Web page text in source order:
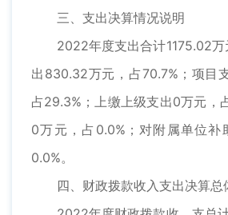
三、支出决算情况说明
2022年度支出合计1175.02万
出830.32万元，占70.7%；项目
占29.3%；上缴上级支出0万元，
0万元，占0.0%；对附属单位补
0.0%。
四、财政拨款收入支出决算总